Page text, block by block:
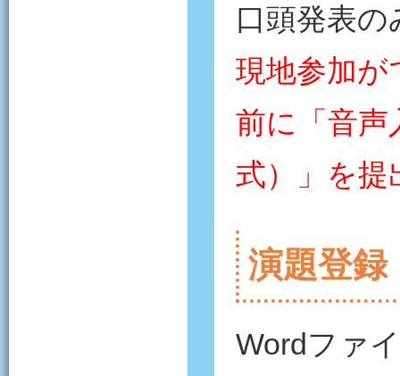
口頭発表の
現地参加が
前に「音声
式）」を
演題登録
Wordファ